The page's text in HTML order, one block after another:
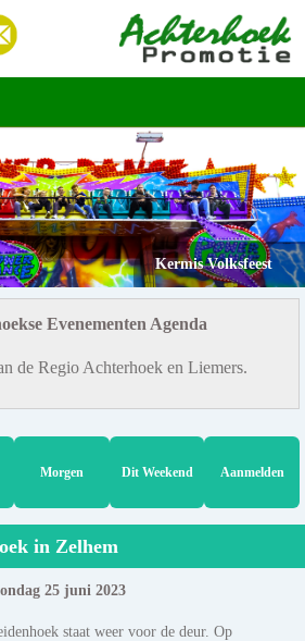
Kermis Volksfeest
Evenementen Agenda
de Regio Achterhoek en Liemers.
Morgen Dit Weekend Aanmelden
in Zelhem
25 juni 2023
staat weer voor de deur. Op